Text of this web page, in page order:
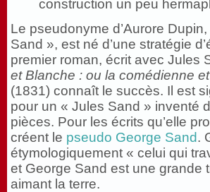
construction un peu
Le pseudonyme d’Aurore
Sand », est né d’une stratégie
premier roman, écrit avec Jules
et Blanche : ou la comédienne
(1831) connaît le succès. Il est
pour un « Jules Sand » inventé
pièces. Pour les écrits qu’elle
créent le pseudo George Sand.
étymologiquement « celui qui
et George Sand est une grande
aimant la terre.